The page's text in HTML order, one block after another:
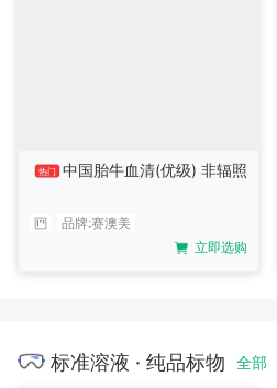
热门 中国胎牛血清(优级) 非辐照
品牌:赛澳美
立即选购
标准溶液 · 纯品标物 全部